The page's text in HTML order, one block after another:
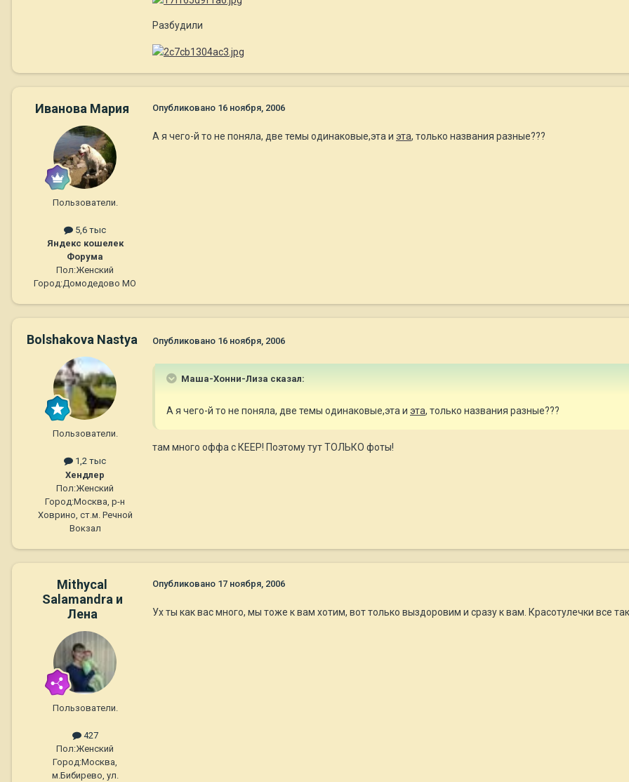
Разбудили
Иванова Мария
Пользователи.
5,6 тыс
Яндекс кошелек
Форума
Пол:Женский
Город:Домодедово МО
Опубликовано 16 ноября, 2006
А я чего-й то не поняла, две темы одинаковые,эта и эта, только названия разные???
Bolshakova Nastya
Пользователи.
1,2 тыс
Хендлер
Пол:Женский
Город:Москва, р-н
Ховрино, ст.м. Речной
Вокзал
Опубликовано 16 ноября, 2006
Маша-Хонни-Лиза сказал:
А я чего-й то не поняла, две темы одинаковые,эта и эта, только названия разные???
там много оффа с КЕЕР! Поэтому тут ТОЛЬКО фоты!
Mithycal
Salamandra и
Лена
Пользователи.
427
Пол:Женский
Город:Москва,
м.Бибирево, ул.
Опубликовано 17 ноября, 2006
Ух ты как вас много, мы тоже к вам хотим, вот только выздоровим и сразу к вам. Красотулечки все